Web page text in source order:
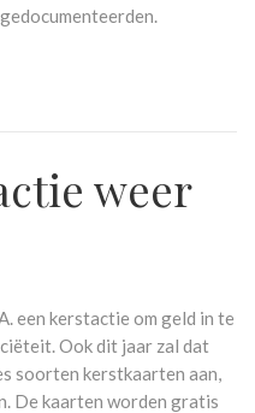
weer
een kerstactie om geld in te
Ook dit jaar zal dat
soorten kerstkaarten aan,
De kaarten worden gratis